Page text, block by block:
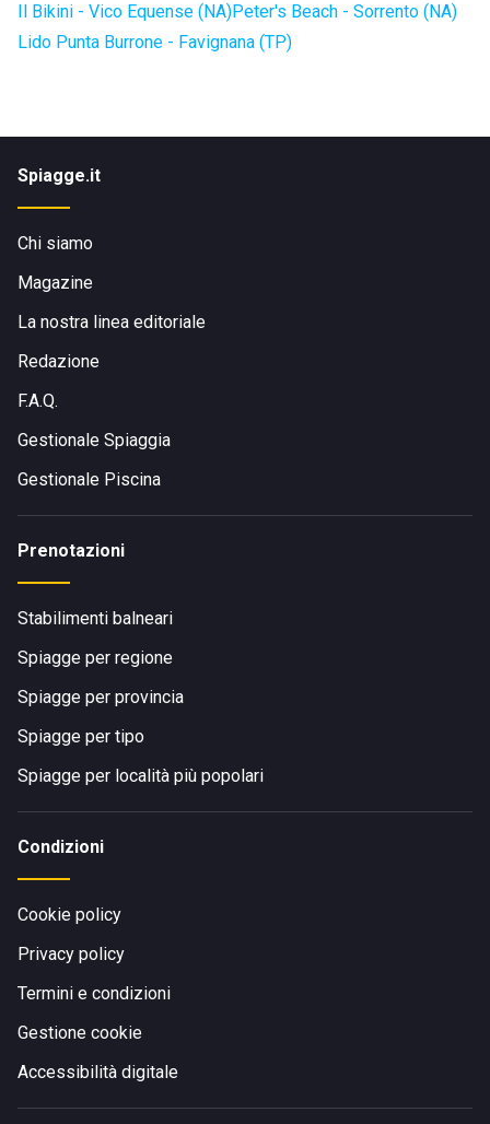
Il Bikini - Vico Equense (NA)Peter's Beach - Sorrento (NA)
Lido Punta Burrone - Favignana (TP)
Spiagge.it
Chi siamo
Magazine
La nostra linea editoriale
Redazione
F.A.Q.
Gestionale Spiaggia
Gestionale Piscina
Prenotazioni
Stabilimenti balneari
Spiagge per regione
Spiagge per provincia
Spiagge per tipo
Spiagge per località più popolari
Condizioni
Cookie policy
Privacy policy
Termini e condizioni
Gestione cookie
Accessibilità digitale